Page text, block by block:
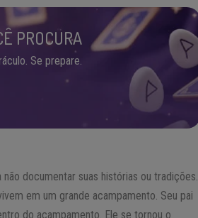
PROCURA
Se prepare.
documentar suas histórias ou tradições.
em um grande acampamento. Seu pai
do acampamento. Ele se tornou o